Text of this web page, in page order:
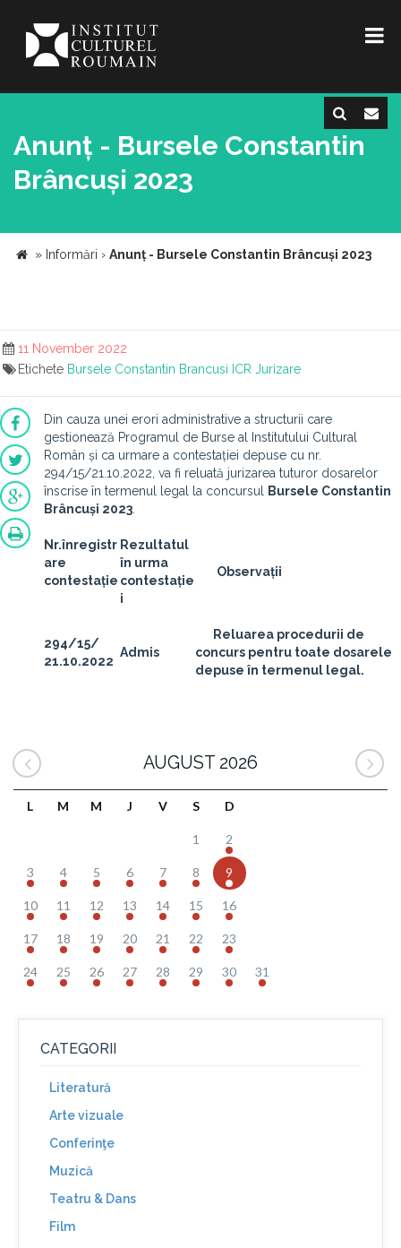
Anunț - Bursele Constantin
Brâncuși 2023
» Informări › Anunț - Bursele Constantin Brâncuși 2023
11 November 2022
Etichete Bursele Constantin Brancusi ICR Jurizare
Din cauza unei erori administrative a structurii care
gestionează Programul de Burse al Institutului Cultural
Român și ca urmare a contestației depuse cu nr.
294/15/21.10.2022, va fi reluată jurizarea tuturor dosarelor
înscrise în termenul legal la concursul
Bursele Constantin
Brâncuși 2023
Nr.înregistr
are
contestație
Rezultatul
în urma
contestație
i
Observații
294/15/
21.10.2022
Admis
Reluarea procedurii de
concurs pentru toate dosarele
depuse în termenul legal.
AUGUST 2026
L M M J V S D
1 2
3 4 5 6 7 8 9
10 11 12 13 14 15 16
17 18 19 20 21 22 23
24 25 26 27 28 29 30 31
CATEGORII
Literatură
Arte vizuale
Conferinţe
Muzică
Teatru & Dans
Film